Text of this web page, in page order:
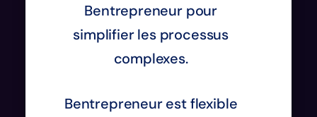
Bentrepreneur pour
simplifier les processus
complexes.
Bentrepreneur est flexible